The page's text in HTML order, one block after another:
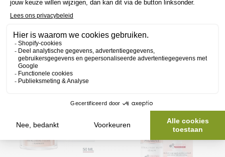
HYALURON-FILLER +
SPF 15
EUCERIN
€47,49
NACHTCRÈME
€42,49